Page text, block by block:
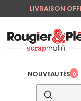
LIVRAISON
NOUVEAUTÉS 0